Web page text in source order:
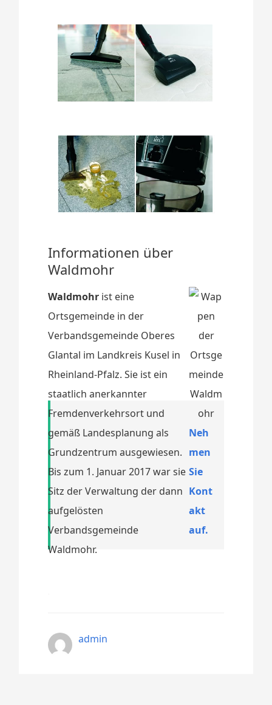
Informationen über
Waldmohr
Waldmohr ist eine
Ortsgemeinde in der
Verbandsgemeinde Oberes
Glantal im Landkreis Kusel in
Rheinland-Pfalz. Sie ist ein
staatlich anerkannter
Fremdenverkehrsort und
gemäß Landesplanung als
Grundzentrum ausgewiesen.
Bis zum 1. Januar 2017 war sie
Sitz der Verwaltung der dann
aufgelösten
Verbandsgemeinde
Waldmohr.
Neh
men
Sie
Kont
akt
auf.
admin